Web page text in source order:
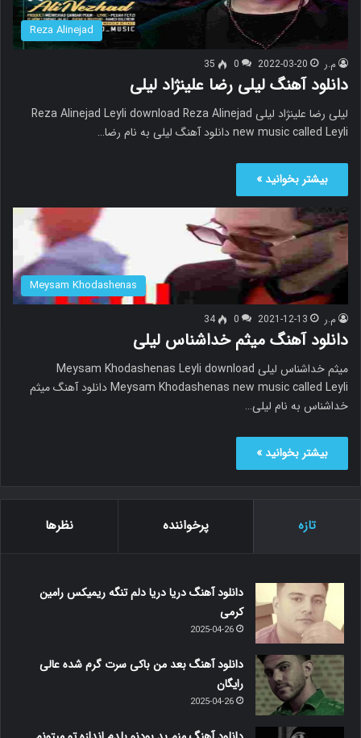
Reza Alinejad
م.ر 2022-03-20
0
35
دانلود آهنگ لیلی رضا علینژاد لیلی
لیلی رضا علینژاد لیلی Reza Alinejad Leyli download Reza Alinejad
new music called Leyli دانلود آهنگ لیلی به نام رضا…
بیشتر بخوانید »
Meysam Khodashenas
م.ر 2021-12-13
0
34
دانلود آهنگ میثم خداشناس لیلی
میثم خداشناس لیلی Meysam Khodashenas Leyli download
Meysam Khodashenas new music called Leyli دانلود آهنگ میثم
خداشناس به نام لیلی…
بیشتر بخوانید »
تازه پرخواننده نظرها
دانلود آهنگ دریا دریا دلم تنگه ریمیکس رامین
کرمی
2025-04-26
دانلود آهنگ بعد من باکی سرت گرم شده عالی
رایگان
2025-04-26